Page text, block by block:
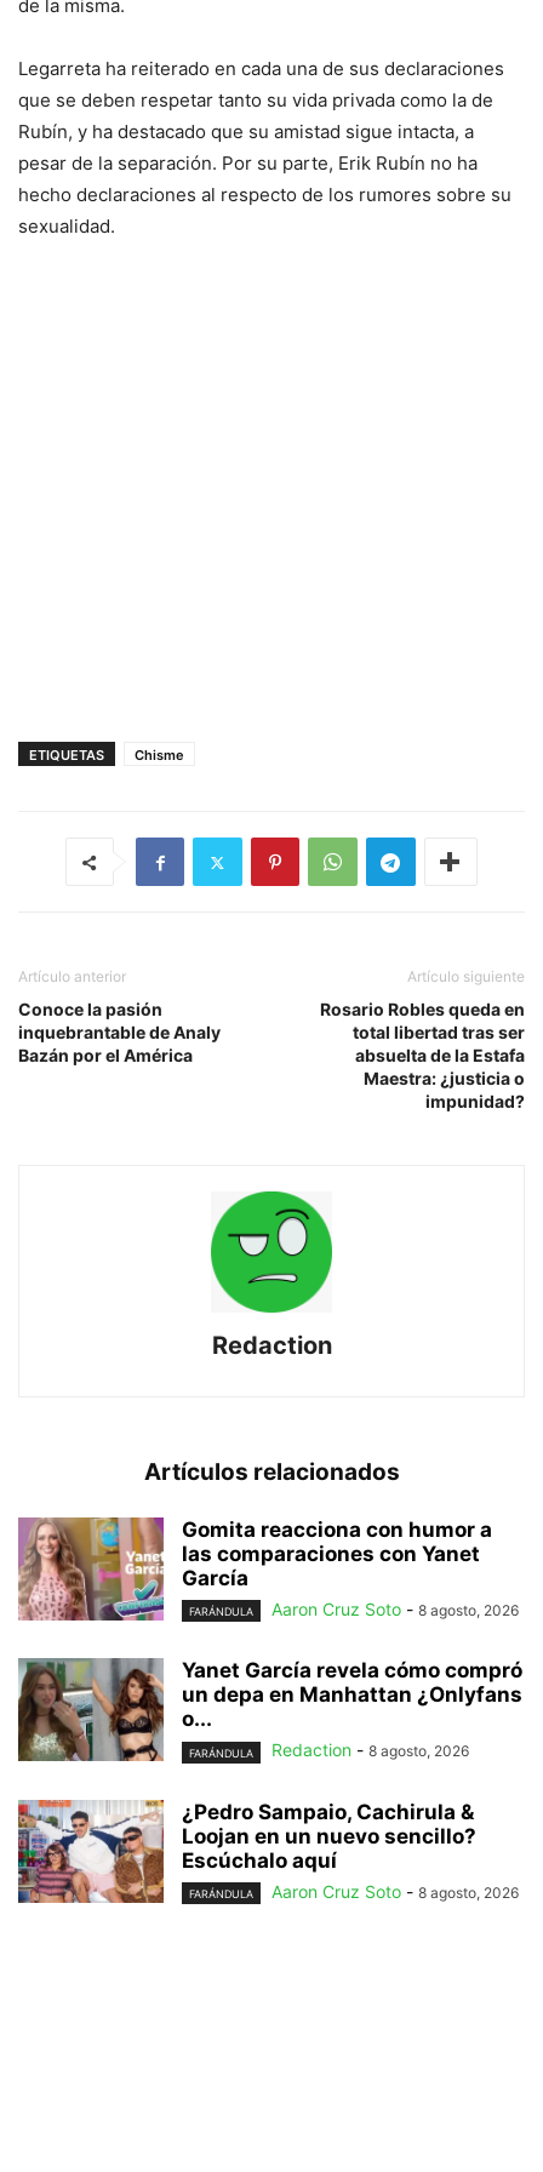
de la misma.
Legarreta ha reiterado en cada una de sus declaraciones
que se deben respetar tanto su vida privada como la de
Rubín, y ha destacado que su amistad sigue intacta, a
pesar de la separación. Por su parte, Erik Rubín no ha
hecho declaraciones al respecto de los rumores sobre su
sexualidad.
ETIQUETAS Chisme
Artículo anterior
Conoce la pasión
inquebrantable de Analy
Bazán por el América
Artículo siguiente
Rosario Robles queda en
total libertad tras ser
absuelta de la Estafa
Maestra: ¿justicia o
impunidad?
Redaction
Artículos relacionados
Gomita reacciona con humor a
las comparaciones con Yanet
García
FARÁNDULA Aaron Cruz Soto - 8 agosto, 2026
Yanet García revela cómo compró
un depa en Manhattan ¿Onlyfans
o...
FARÁNDULA Redaction - 8 agosto, 2026
¿Pedro Sampaio, Cachirula &
Loojan en un nuevo sencillo?
Escúchalo aquí
FARÁNDULA Aaron Cruz Soto - 8 agosto, 2026